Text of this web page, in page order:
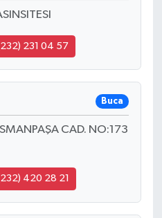
231 04 57
Buca
CAD. NO:173
420 28 21